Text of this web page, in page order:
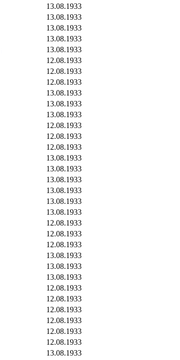
13.08.1933
13.08.1933
13.08.1933
13.08.1933
13.08.1933
12.08.1933
12.08.1933
12.08.1933
13.08.1933
13.08.1933
13.08.1933
12.08.1933
12.08.1933
12.08.1933
13.08.1933
13.08.1933
13.08.1933
13.08.1933
13.08.1933
13.08.1933
12.08.1933
12.08.1933
12.08.1933
13.08.1933
13.08.1933
13.08.1933
12.08.1933
12.08.1933
12.08.1933
12.08.1933
12.08.1933
12.08.1933
13.08.1933